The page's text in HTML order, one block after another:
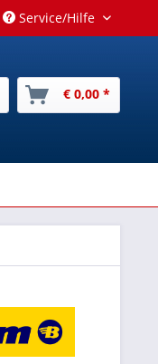
Service/Hilfe
€ 0,00 *